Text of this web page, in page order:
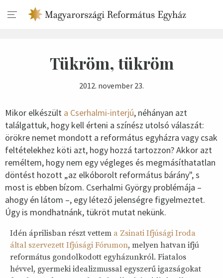
Tükröm, tükröm
2012. november 23.
Mikor elkészült a Cserhalmi-interjú, néhányan azt
találgattuk, hogy kell érteni a színész utolsó válaszát:
örökre nemet mondott a református egyházra vagy csak
feltételekhez köti azt, hogy hozzá tartozzon? Akkor azt
reméltem, hogy nem egy végleges és megmásíthatatlan
döntést hozott „az elkóborolt református bárány", s
most is ebben bízom. Cserhalmi György problémája –
ahogy én látom –, egy létező jelenségre figyelmeztet.
Úgy is mondhatnánk, tükröt mutat nekünk.
Idén áprilisban részt vettem a Zsinati Ifjúsági Iroda
által szervezett Ifjúsági Fórumon, melyen hatvan ifjú
református gondolkodott egyházunkról. Fiatalos
hévvel, gyermeki idealizmussal egyszerű igazságokat